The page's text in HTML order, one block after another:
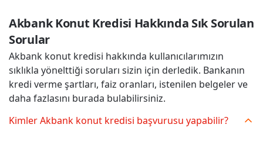
Akbank Konut Kredisi Hakkında Sık Sorulan
Sorular
Akbank konut kredisi hakkında kullanıcılarımızın
sıklıkla yönelttiği soruları sizin için derledik. Bankanın
kredi verme şartları, faiz oranları, istenilen belgeler ve
daha fazlasını burada bulabilirsiniz.
Kimler Akbank konut kredisi başvurusu yapabilir?